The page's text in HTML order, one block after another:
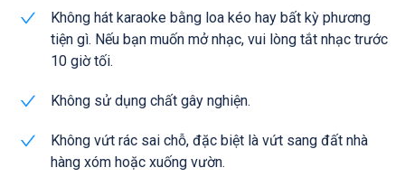
Không hát karaoke bằng loa kéo hay bất kỳ phương
tiện gì. Nếu bạn muốn mở nhạc, vui lòng tắt nhạc trước
10 giờ tối.
Không sử dụng chất gây nghiện.
Không vứt rác sai chỗ, đặc biệt là vứt sang đất nhà
hàng xóm hoặc xuống vườn.